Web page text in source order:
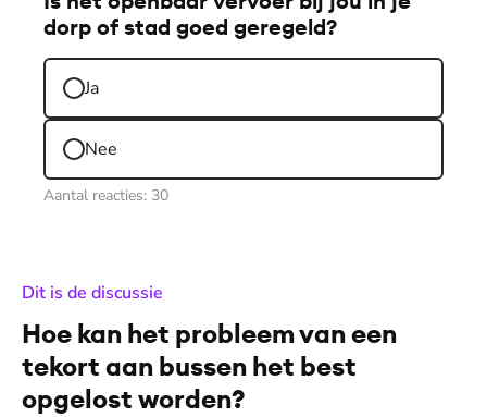
dorp of stad goed geregeld?
Ja
Nee
Aantal reacties: 30
Dit is de discussie
Hoe kan het probleem van een
tekort aan bussen het best
opgelost worden?